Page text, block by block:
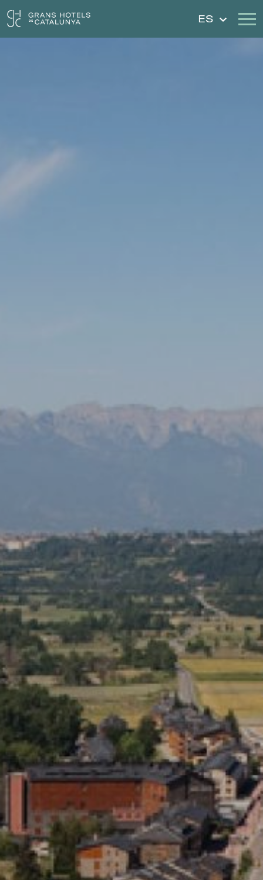
ES
Mi reserva
Modificar cookies
Técnicas y funcionales
Siempre activas
Este sitio web utiliza Cookies propias para recopilar
información con la finalidad de mejorar nuestros servicios.
Si continua navegando, supone la aceptación de la
instalación de las mismas. El usuario tiene la posibilidad
de configurar su navegador pudiendo, si así lo desea,
impedir que sean instaladas en su disco duro, aunque
deberá tener en cuenta que dicha acción podrá ocasionar
dificultades de navegación de la página web.
Analíticas y personalización
Permiten realizar el seguimiento y análisis del